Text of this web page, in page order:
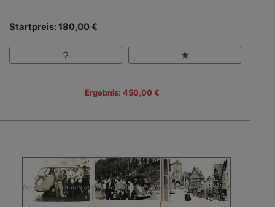
Startpreis: 180,00 €
Ergebnis: 450,00 €